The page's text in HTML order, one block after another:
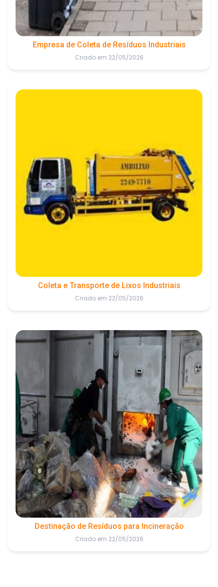
Empresa de Coleta de Resíduos Industriais
Criado em 22/05/2026
Coleta e Transporte de Lixos Industriais
Criado em 22/05/2026
Destinação de Resíduos para Incineração
Criado em 22/05/2026